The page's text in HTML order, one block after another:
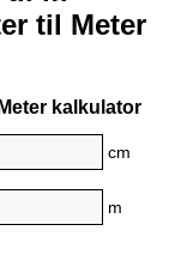
til Meter
kalkulator
cm
m